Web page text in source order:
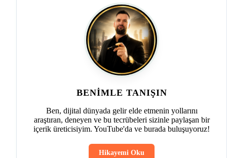
BENIMLE TANIŞIN
Ben, dijital dünyada gelir elde etmenin yollarını
araştıran, deneyen ve bu tecrübeleri sizinle paylaşan bir
içerik üreticisiyim. YouTube'da ve burada buluşuyoruz!
Hikayemi Oku